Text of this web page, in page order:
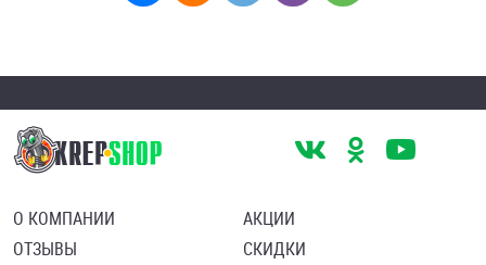
О КОМПАНИИ
ОТЗЫВЫ
АКЦИИ
СКИДКИ